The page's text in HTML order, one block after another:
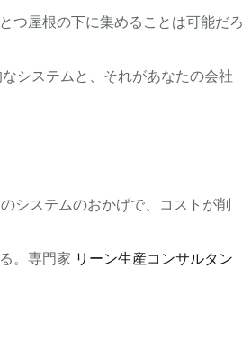
つ屋根の下に集めることは可能だろ
システムと、それがあなたの会社
システムのおかげで、コストが削
。専門家 リーン生産コンサルタン